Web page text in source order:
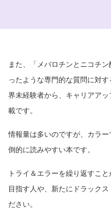
また、「メバロチンとニコチ
ったような専門的な質問に対
界未経験者から、キャリアア
載です。
情報量は多いのですが、カラ
倒的に読みやすい本です。
トライ＆エラーを繰り返すこ
目指す人や、新たにドラック
ださい。